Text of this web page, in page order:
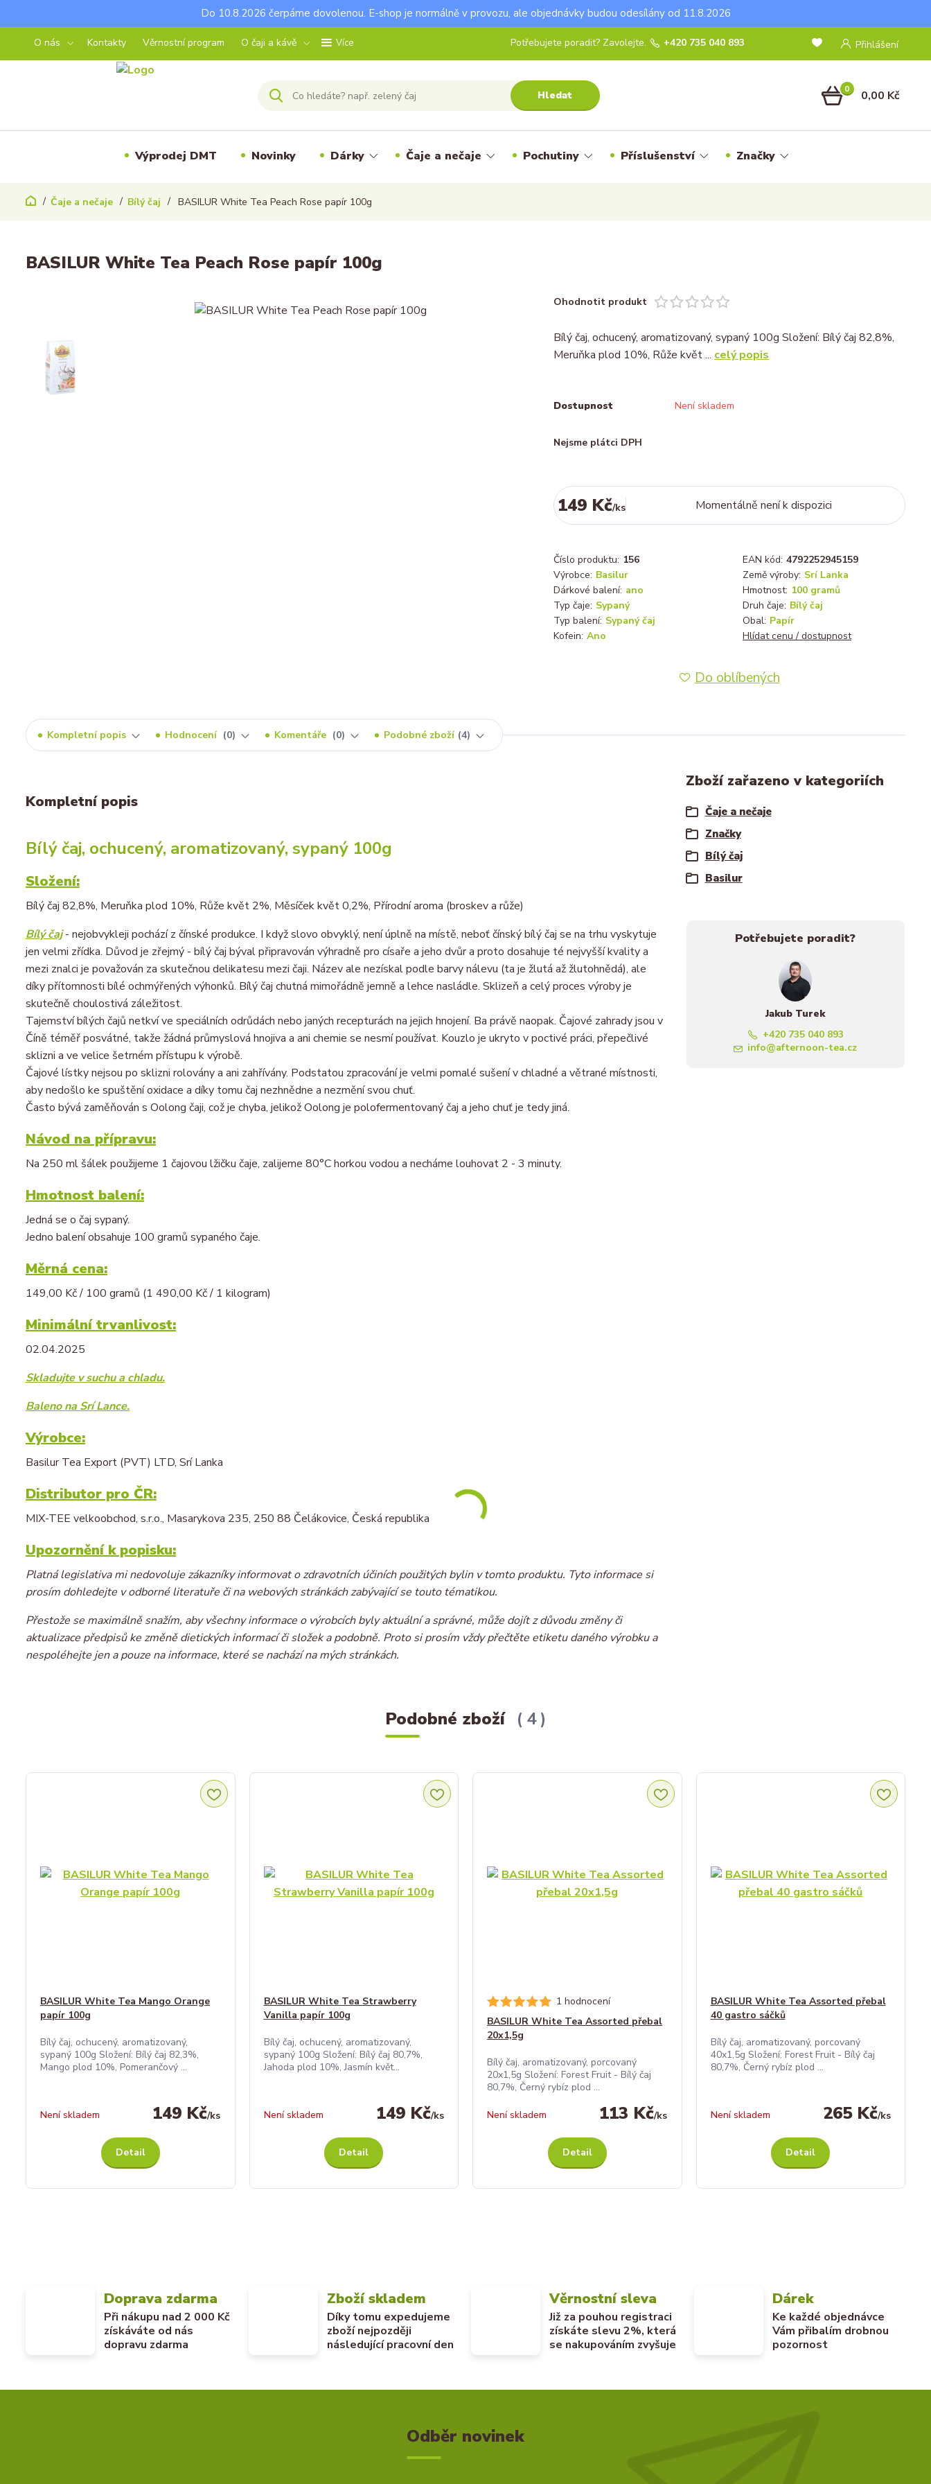
Do 10.8.2026 čerpáme dovolenou. E-shop je normálně v provozu, ale objednávky budou odesílány od 11.8.2026
O nás Kontakty Věrnostní program O čaji a kávě Více Přihlášení
Hledat
Potřebujete poradit? Zavolejte. +420 735 040 893
0 0,00 Kč
Výprodej DMT Novinky Dárky Čaje a nečaje Pochutiny Příslušenství Značky
Čaje a nečaje Bílý čaj BASILUR White Tea Peach Rose papír 100g
BASILUR White Tea Peach Rose papír 100g
Ohodnotit produkt
Bílý čaj, ochucený, aromatizovaný, sypaný 100g Složení: Bílý čaj 82,8%,
Meruňka plod 10%, Růže květ ... celý popis
Dostupnost Není skladem
Nejsme plátci DPH
149 Kč/ks Momentálně není k dispozici
Číslo produktu: 156 EAN kód: 4792252945159
Výrobce: Basilur Země výroby: Srí Lanka
Dárkové balení: ano Hmotnost: 100 gramů
Typ čaje: Sypaný Druh čaje: Bílý čaj
Typ balení: Sypaný čaj Obal: Papír
Kofein: Ano Hlídat cenu / dostupnost
Do oblíbených
Kompletní popis Hodnocení 0 Komentáře 0 Podobné zboží 4
Kompletní popis
Bílý čaj, ochucený, aromatizovaný, sypaný 100g
Složení:
Bílý čaj 82,8%, Meruňka plod 10%, Růže květ 2%, Měsíček květ 0,2%, Přírodní aroma (broskev a růže)
Bílý čaj- nejobvykleji pochází z čínské produkce. I když slovo obvyklý, není úplně na místě, neboť čínský bílý čaj se na trhu vyskytuje
jen velmi zřídka. Důvod je zřejmý - bílý čaj býval připravován výhradně pro císaře a jeho dvůr a proto dosahuje té nejvyšší kvality a
mezi znalci je považován za skutečnou delikatesu mezi čaji. Název ale nezískal podle barvy nálevu (ta je žlutá až žlutohnědá), ale
díky přítomnosti bílé ochmýřených výhonků. Bílý čaj chutná mimořádně jemně a lehce nasládle. Sklizeň a celý proces výroby je
skutečně choulostivá záležitost.
Tajemství bílých čajů netkví ve speciálních odrůdách nebo janých recepturách na jejich hnojení. Ba právě naopak. Čajové zahrady jsou v
Číně téměř posvátné, takže žádná průmyslová hnojiva a ani chemie se nesmí používat. Kouzlo je ukryto v poctivé práci, přepečlivé
sklizni a ve velice šetrném přístupu k výrobě.
Čajové lístky nejsou po sklizni rolovány a ani zahřívány. Podstatou zpracování je velmi pomalé sušení v chladné a větrané místnosti,
aby nedošlo ke spuštění oxidace a díky tomu čaj nezhnědne a nezmění svou chuť.
Často bývá zaměňován s Oolong čaji, což je chyba, jelikož Oolong je polofermentovaný čaj a jeho chuť je tedy jiná.
Návod na přípravu:
Na 250 ml šálek použijeme 1 čajovou lžičku čaje, zalijeme 80°C horkou vodou a necháme louhovat 2 - 3 minuty.
Hmotnost balení:
Jedná se o čaj sypaný.
Jedno balení obsahuje 100 gramů sypaného čaje.
Měrná cena:
149,00 Kč / 100 gramů (1 490,00 Kč / 1 kilogram)
Minimální trvanlivost:
02.04.2025
Skladujte v suchu a chladu.
Baleno na Srí Lance.
Výrobce:
Basilur Tea Export (PVT) LTD, Srí Lanka
Distributor pro ČR:
MIX-TEE velkoobchod, s.r.o., Masarykova 235, 250 88 Čelákovice, Česká republika
Upozornění k popisku:
Platná legislativa mi nedovoluje zákazníky informovat o zdravotních účiních použitých bylin v tomto produktu. Tyto informace si
prosím dohledejte v odborné literatuře či na webových stránkách zabývající se touto tématikou.
Přestože se maximálně snažím, aby všechny informace o výrobcích byly aktuální a správné, může dojít z důvodu změny či
aktualizace předpisů ke změně dietických informací či složek a podobně. Proto si prosím vždy přečtěte etiketu daného výrobku a
nespoléhejte jen a pouze na informace, které se nachází na mých stránkách.
Zboží zařazeno v kategoriích
Čaje a nečaje
Značky
Bílý čaj
Basilur
Potřebujete poradit?
Jakub Turek
+420 735 040 893
info@afternoon-tea.cz
Podobné zboží 4
BASILUR White Tea Mango Orange
papír 100g
Bílý čaj, ochucený, aromatizovaný,
sypaný 100g Složení: Bílý čaj 82,3%,
Mango plod 10%, Pomerančový ...
149 Kč/ks
Není skladem
Detail
BASILUR White Tea Strawberry
Vanilla papír 100g
Bílý čaj, ochucený, aromatizovaný,
sypaný 100g Složení: Bílý čaj 80,7%,
Jahoda plod 10%, Jasmín květ...
149 Kč/ks
Není skladem
Detail
1 hodnocení
BASILUR White Tea Assorted přebal
20x1,5g
Bílý čaj, aromatizovaný, porcovaný
20x1,5g Složení: Forest Fruit - Bílý čaj
80,7%, Černý rybíz plod ...
113 Kč/ks
Není skladem
Detail
BASILUR White Tea Assorted přebal
40 gastro sáčků
Bílý čaj, aromatizovaný, porcovaný
40x1,5g Složení: Forest Fruit - Bílý čaj
80,7%, Černý rybíz plod ...
265 Kč/ks
Není skladem
Detail
Doprava zdarma
Při nákupu nad 2 000 Kč
získáváte od nás
dopravu zdarma
Zboží skladem
Díky tomu expedujeme
zboží nejpozději
následující pracovní den
Věrnostní sleva
Již za pouhou registraci
získáte slevu 2%, která
se nakupováním zvyšuje
Dárek
Ke každé objednávce
Vám přibalím drobnou
pozornost
Odběr novinek